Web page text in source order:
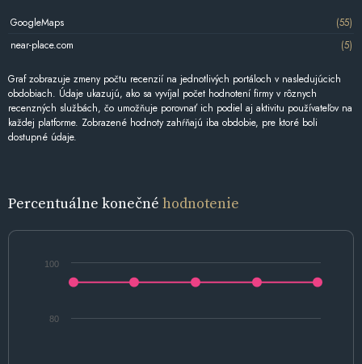
GoogleMaps
(55)
near-place.com
(5)
Graf zobrazuje zmeny počtu recenzií na jednotlivých portáloch v nasledujúcich
obdobiach. Údaje ukazujú, ako sa vyvíjal počet hodnotení firmy v rôznych
recenzných službách, čo umožňuje porovnať ich podiel aj aktivitu používateľov na
každej platforme. Zobrazené hodnoty zahŕňajú iba obdobie, pre ktoré boli
dostupné údaje.
Percentuálne konečné hodnotenie
80
100